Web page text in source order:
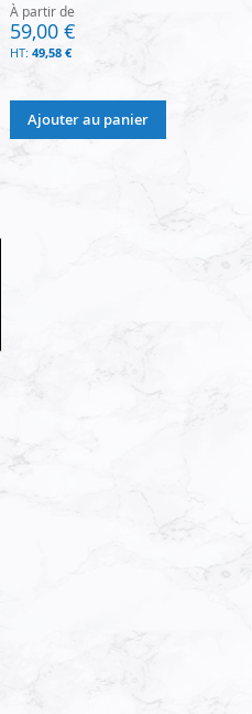
À partir de
59,00 €
49,58 €
Ajouter au panier